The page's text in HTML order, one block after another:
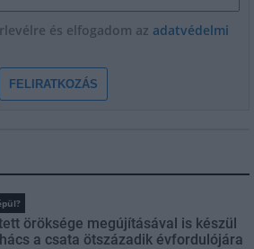
és elfogadom az adatvédelmi
FELIRATKOZÁS
öröksége megújításával is készül
a csata ötszázadik évfordulójára